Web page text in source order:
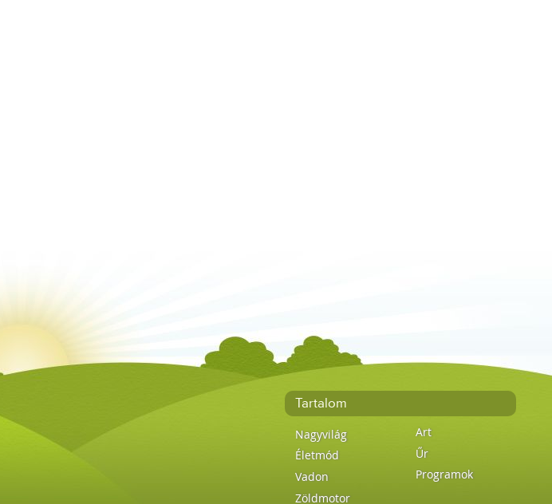
Tartalom
Nagyvilág
Életmód
Vadon
Zöldmotor
Art
Űr
Programok